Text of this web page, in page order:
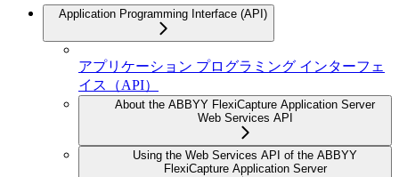
Application Programming Interface (API)
アプリケーション プログラミング インターフェ
イス（API）
About the ABBYY FlexiCapture Application Server
Web Services API
Using the Web Services API of the ABBYY
FlexiCapture Application Server